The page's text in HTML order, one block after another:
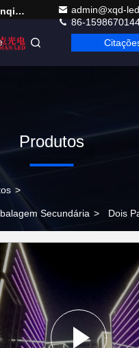
Shenzhen Xinqidian Photo-Electric Co.,Ltd.
admin@xqd-
86-
Produtos
>
Secundária > Dois